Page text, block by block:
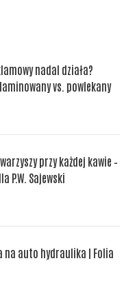
nadal działa?
vs. powlekany
przy każdej kawie –
P.W. Sajewski
na auto hydraulika | Folia